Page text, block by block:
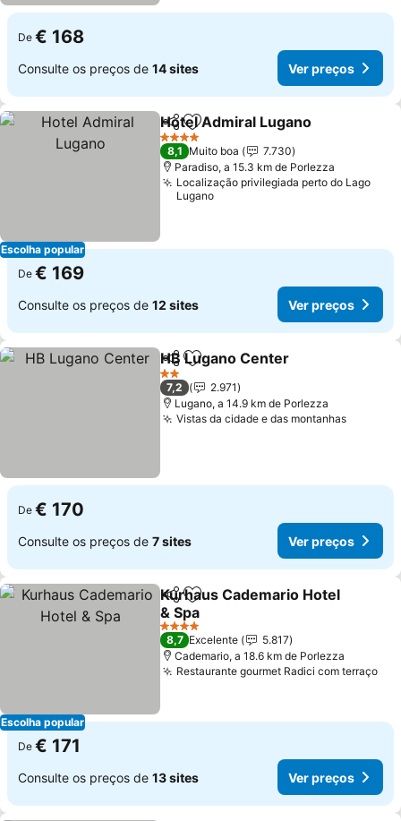
De € 168
Consulte os preços de 14 sites Ver preços
Escolha popular
PartilharAdicionar aos favoritos
Hotel Admiral Lugano
4 Estrelas
8,1 Muito boa
7.730
Paradiso, a 15.3 km de Porlezza
Localização privilegiada perto do Lago
Lugano
De € 169
Consulte os preços de 12 sites Ver preços
PartilharAdicionar aos favoritos
HB Lugano Center
2 Estrelas
7,2
2.971
Lugano, a 14.9 km de Porlezza
Vistas da cidade e das montanhas
De € 170
Consulte os preços de 7 sites Ver preços
Escolha popular
PartilharAdicionar aos favoritos
Kurhaus Cademario Hotel
& Spa
4 Estrelas
8,7 Excelente
5.817
Cademario, a 18.6 km de Porlezza
Restaurante gourmet Radici com terraço
De € 171
Consulte os preços de 13 sites Ver preços